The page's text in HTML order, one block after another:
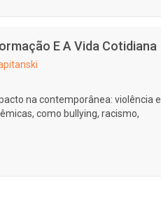
E A Vida Cotidiana
na contemporânea: violência e
como bullying, racismo,